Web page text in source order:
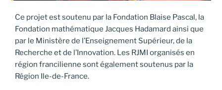
Ce projet est soutenu par la Fondation Blaise Pascal, la
Fondation mathématique Jacques Hadamard ainsi que
par le Ministère de l’Enseignement Supérieur, de la
Recherche et de l’Innovation. Les RJMI organisés en
région francilienne sont également soutenus par la
Région Ile-de-France.